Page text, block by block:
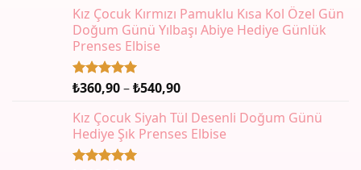
aldı
Kız Çocuk Kırmızı Pamuklu Kısa Kol Özel Gün
Doğum Günü Yılbaşı Abiye Hediye Günlük
Prenses Elbise
5 üzerinden
aldı
₺360,90–₺540,90Fiyat
₺360,90
-
Kız Çocuk Siyah Tül Desenli Doğum Günü
Hediye Şık Prenses Elbise